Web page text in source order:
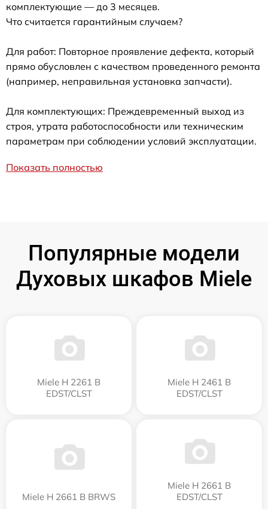
комплектующие — до 3 месяцев.
Что считается гарантийным случаем?
Для работ: Повторное проявление дефекта, который
прямо обусловлен с качеством проведенного ремонта
(например, неправильная установка запчасти).
Для комплектующих: Преждевременный выход из
строя, утрата работоспособности или техническим
параметрам при соблюдении условий эксплуатации.
Показать полностью
Популярные модели
Духовых шкафов Miele
Miele H 2261 B
EDST/CLST
Miele H 2461 B
EDST/CLST
Miele H 2661 B BRWS
Miele H 2661 B
EDST/CLST